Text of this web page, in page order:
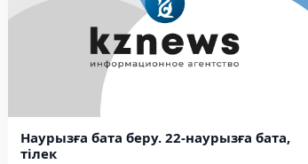
Наурызға бата беру. 22-наурызға бата,
тілек